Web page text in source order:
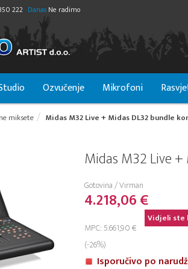
222 Danas Ne radimo
Ozvučenje Mikrofoni
miksete Midas M32 Live + Midas DL32 bundle
Midas M32 Live
Gotovina / Virman
4.218,06 €
Vidjeli ste
MPC: 5.661,90 €
(-26%)
Isporučivo po